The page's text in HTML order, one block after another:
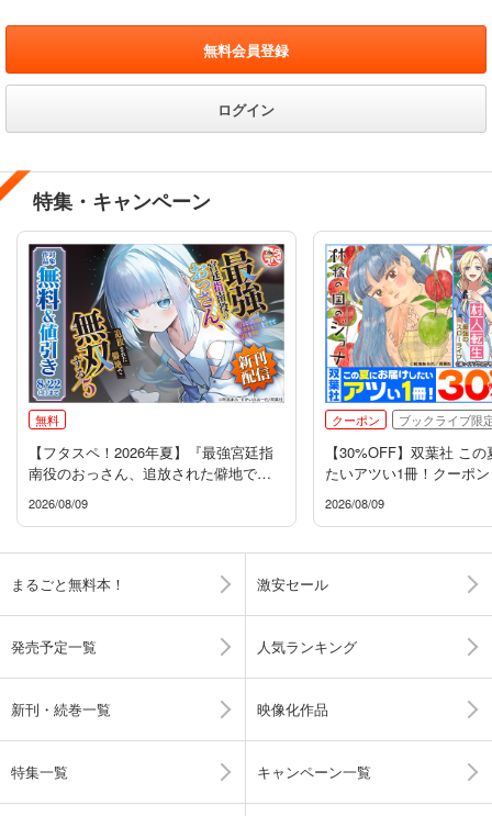
無料会員登録
ログイン
特集・キャンペーン
無料
【フタスペ！2026年夏】『最強宮廷指
南役のおっさん、追放された僻地で無
2026/08/09
クーポン ブックライブ限
【30%OFF】双葉社 こ
たいアツい1冊！クーポン
2026/08/09
まるごと無料本！ 激安セール
発売予定一覧 人気ランキング
新刊・続巻一覧 映像化作品
特集一覧 キャンペーン一覧